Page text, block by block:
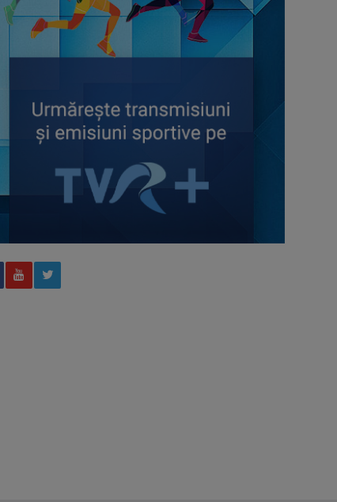
Tenis internațional la Târgu Mureș!
TVR Sport transmite finalele
AXERIA Open WTA 125